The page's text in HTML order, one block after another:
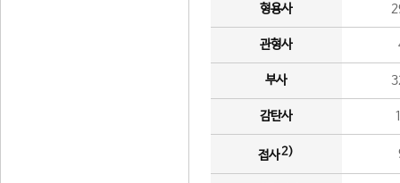
형용사
관형사
부사
감탄사
접사2)